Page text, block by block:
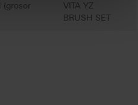
(grosor
VITA YZ
BRUSH SET